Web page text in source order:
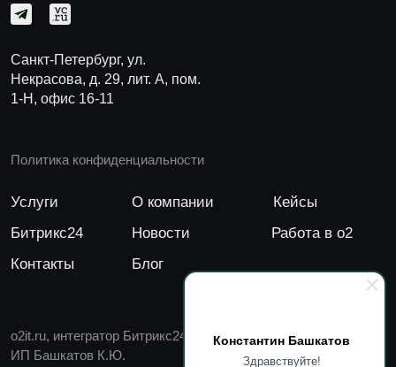
Константин Башкатов
Здравствуйте!